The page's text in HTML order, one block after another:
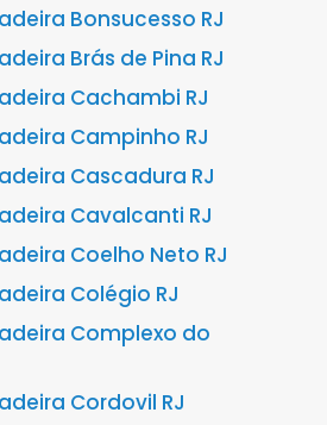
Bonsucesso RJ
Brás de Pina RJ
Cachambi RJ
Campinho RJ
Cascadura RJ
Cavalcanti RJ
Coelho Neto RJ
Colégio RJ
Complexo do
Cordovil RJ